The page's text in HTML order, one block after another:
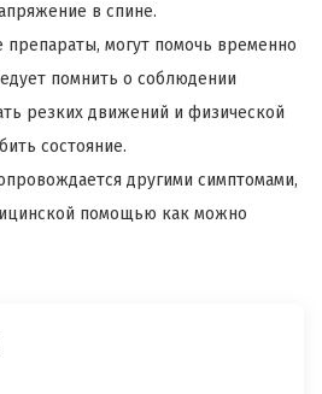
в спине.
могут помочь временно
помнить о соблюдении
резких движений и физической
состояние.
другими симптомами,
помощью как можно